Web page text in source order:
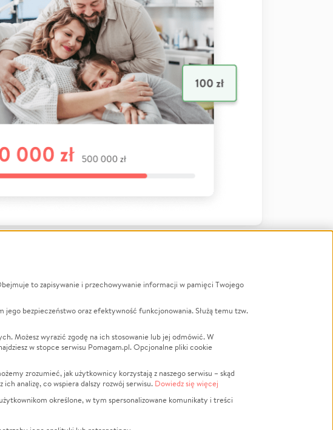
Zbieraj na
Leczenie
Zwierzęta
Pożar
Sport
Pomoc Finansowa
Pogrzeb
LGBTQ+
Powódź
Wichura
Religia
Edukacja
to zapisywanie i przechowywanie informacji w pamięci Twojego
bezpieczeństwo oraz efektywność funkcjonowania. Służą temu tzw.
Możesz wyrazić zgodę na ich stosowanie lub jej odmówić. W
w stopce serwisu Pomagam.pl. Opcjonalne pliki cookie
zrozumieć, jak użytkownicy korzystają z naszego serwisu – skąd
analizę, co wspiera dalszy rozwój serwisu. Dowiedz się więcej
określone, w tym spersonalizowane komunikaty i treści